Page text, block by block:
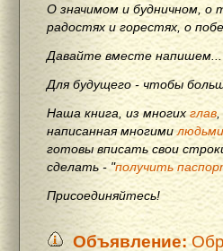
О значимом и будничном, о
радостях и горестях, о
Давайте вместе напишем...
Для будущего - чтобы
Наша книга, из многихглав
написанная многимилюдьми
готовы вписать свои
сделать - "получить
Присоединяйтесь!
Объявление: